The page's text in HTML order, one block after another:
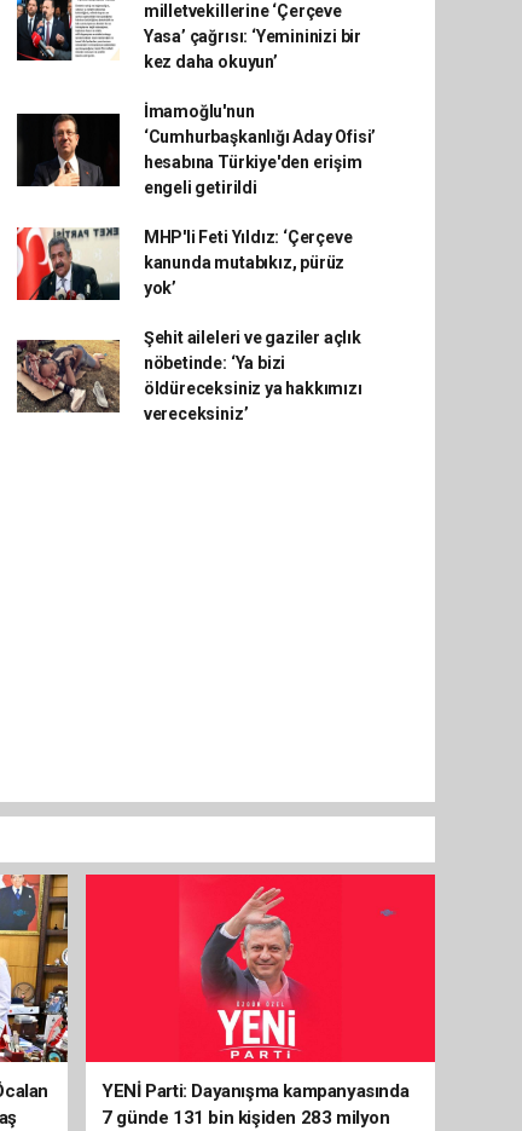
milletvekillerine ‘Çerçeve
Yasa’ çağrısı: ‘Yemininizi bir
kez daha okuyun’
İmamoğlu'nun
‘Cumhurbaşkanlığı Aday Ofisi’
hesabına Türkiye'den erişim
engeli getirildi
MHP'li Feti Yıldız: ‘Çerçeve
kanunda mutabıkız, pürüz
yok’
Şehit aileleri ve gaziler açlık
nöbetinde: ‘Ya bizi
öldüreceksiniz ya hakkımızı
vereceksiniz’
YENİ Parti: Dayanışma kampanyasında
7 günde 131 bin kişiden 283 milyon